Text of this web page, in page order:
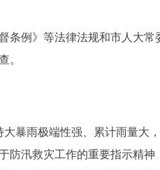
例》等法律法规和市人大常
。
雨极端性强、累计雨量大
防汛救灾工作的重要指示精